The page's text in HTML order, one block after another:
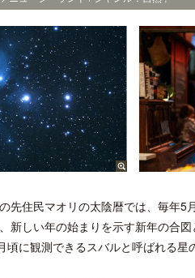
先住民マオリの太陰暦では、毎年
新しい年の始まりを示す新年の合
頃に観測できるスバルと呼ばれる星